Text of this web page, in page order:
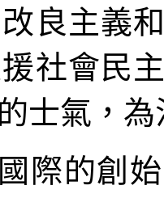
良主義
社會民
士氣，
際的創